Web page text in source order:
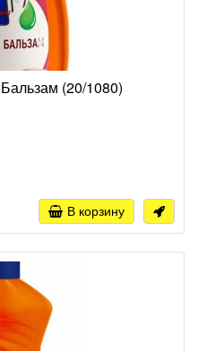
(20/1080)
В корзину